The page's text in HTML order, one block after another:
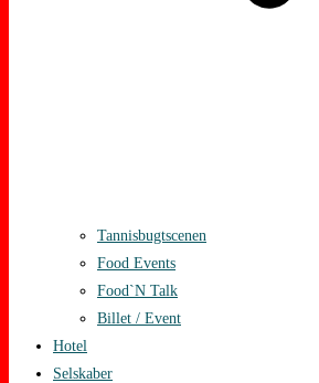
Tannisbugtscenen
Food Events
Food`N Talk
Billet / Event
Hotel
Selskaber